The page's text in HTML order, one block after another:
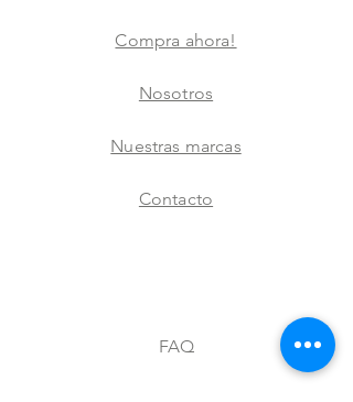
Compra ahora!
Nosotros
Nuestras marcas
Contacto
FAQ